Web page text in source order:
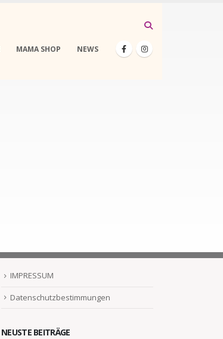
MAMA SHOP NEWS
IMPRESSUM
Datenschutzbestimmungen
NEUSTE BEITRÄGE